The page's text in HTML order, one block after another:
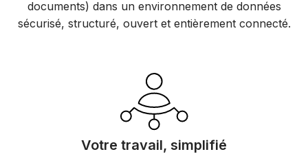
documents) dans un environnement de données
sécurisé, structuré, ouvert et entièrement connecté.
Votre travail, simplifié